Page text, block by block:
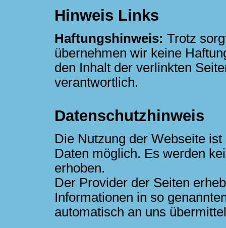
Hinweis Links
Haftungshinweis: Trotz
übernehmen wir keine
den Inhalt der verlinkten
verantwortlich.
Datenschutzhinweis
Die Nutzung der Webseite
Daten möglich. Es werden
erhoben.
Der Provider der Seiten
Informationen in so
automatisch an uns